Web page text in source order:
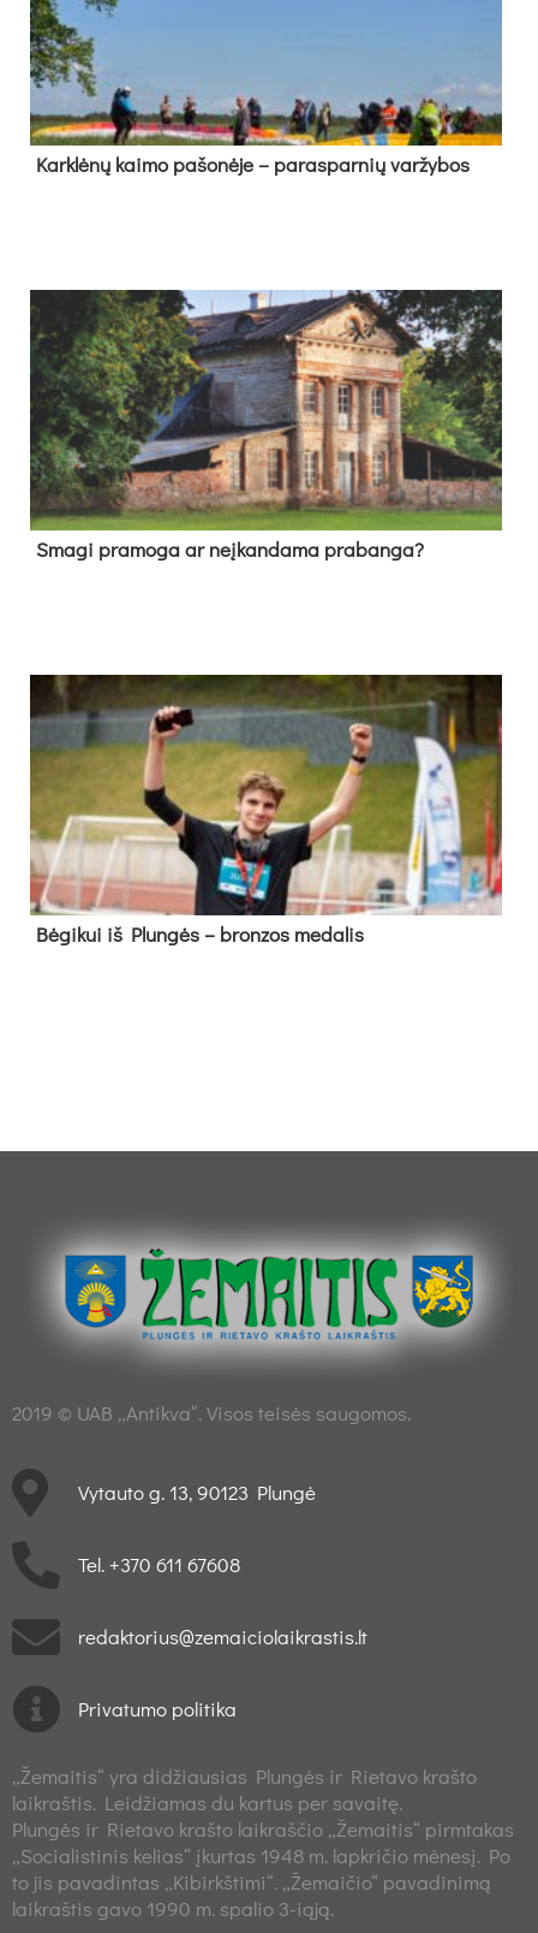
Kark­lė­nų kai­mo pa­šo­nė­je – pa­ras­par­nių var­žy­bos
Sma­gi pra­mo­ga ar neį­kan­da­ma pra­ban­ga?
Bė­gi­kui iš Plun­gės – bron­zos me­da­lis
2019 © UAB „Antikva“. Visos teisės saugomos.
Vytauto g. 13, 90123 Plungė
Tel. +370 611 67608
redaktorius@zemaiciolaikrastis.lt
Privatumo politika
„Žemaitis“ yra didžiausias Plungės ir Rietavo krašto
laikraštis. Leidžiamas du kartus per savaitę.
Plungės ir Rietavo krašto laikraščio „Žemaitis“ pirmtakas
„Socialistinis kelias“ įkurtas 1948 m. lapkričio mėnesį. Po
to jis pavadintas „Kibirkštimi“. „Žemaičio“ pavadinimą
laikraštis gavo 1990 m. spalio 3-iąją.